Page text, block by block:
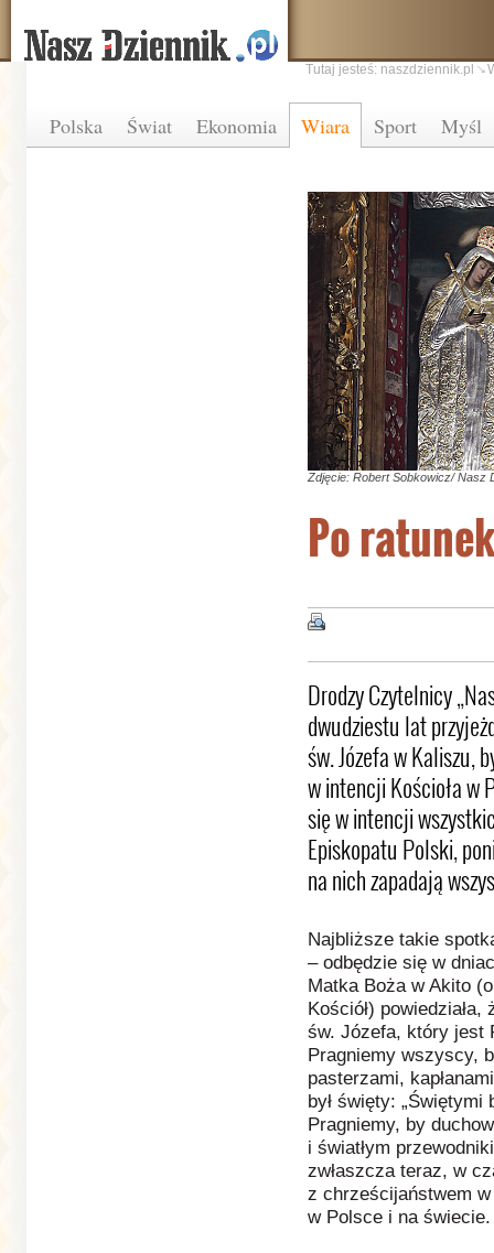
Polska Świat Ekonomia Wiara Sport Myśl
Tutaj jesteś: naszdziennik.pl
Zdjęcie: Robert Sobkowicz/ Nasz
Po
Drodzy Czytelnicy
dwudziestu lat
św. Józefa w Kaliszu,
w intencji Kościoła w
się w intencji
Episkopatu Polski,
na nich zapadają
Najbliższe takie
– odbędzie się w
Matka Boża w Akito
Kościół)
św. Józefa, który jest
Pragniemy wszyscy,
pasterzami,
był święty:
Pragniemy, by
i światłym
zwłaszcza teraz, w
z chrześcijaństwem
w Polsce i na świecie.